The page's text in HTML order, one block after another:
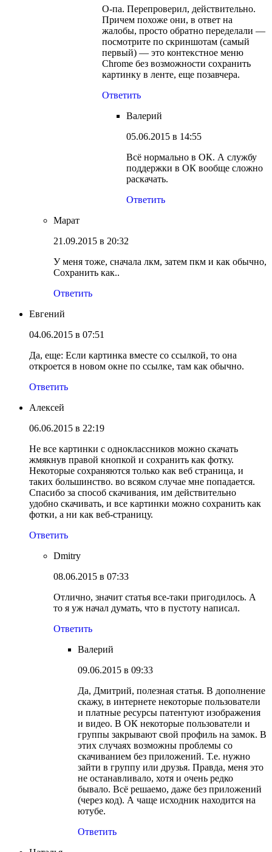
О-па. Перепроверил, действительно.
Причем похоже они, в ответ на
жалобы, просто обратно переделали —
посмотрите по скриншотам (самый
первый) — это контекстное меню
Chrome без возможности сохранить
картинку в ленте, еще позавчера.
Ответить
Валерий
05.06.2015 в 14:55
Всё нормально в ОК. А службу
поддержки в ОК вообще сложно
раскачать.
Ответить
Марат
21.09.2015 в 20:32
У меня тоже, сначала лкм, затем пкм и как обычно,
Сохранить как..
Ответить
Евгений
04.06.2015 в 07:51
Да, еще: Если картинка вместе со ссылкой, то она
откроется в новом окне по ссылке, там как обычно.
Ответить
Алексей
06.06.2015 в 22:19
Не все картинки с одноклассников можно скачать
жмякнув правой кнопкой и сохранить как фотку.
Некоторые сохраняются только как веб страница, и
таких большинство. во всяком случае мне попадается.
Спасибо за способ скачивания, им действительно
удобно скачивать, и все картинки можно сохранить как
фотки, а ни как веб-страницу.
Ответить
Dmitry
08.06.2015 в 07:33
Отлично, значит статья все-таки пригодилось. А
то я уж начал думать, что в пустоту написал.
Ответить
Валерий
09.06.2015 в 09:33
Да, Дмитрий, полезная статья. В дополнение
скажу, в интернете некоторые пользователи
и платные ресурсы патентуют изображения
и видео. В ОК некоторые пользователи и
группы закрывают свой профиль на замок. В
этих случаях возможны проблемы со
скачиванием без приложений. Т.е. нужно
зайти в группу или друзья. Правда, меня это
не останавливало, хотя и очень редко
бывало. Всё решаемо, даже без приложений
(через код). А чаще исходник находится на
ютубе.
Ответить